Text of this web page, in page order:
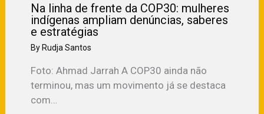
Na linha de frente da COP30: mulheres
indígenas ampliam denúncias, saberes
e estratégias
By Rudja Santos
Foto: Ahmad Jarrah A COP30 ainda não
terminou, mas um movimento já se destaca
com…